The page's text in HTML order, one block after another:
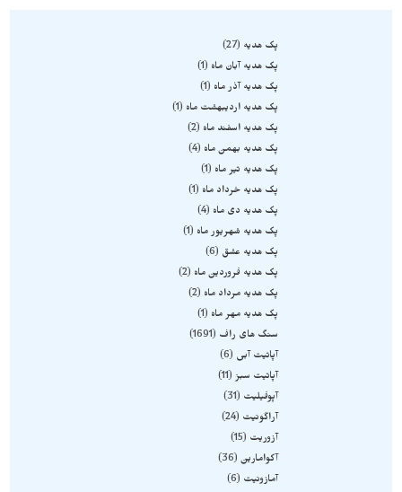
پک هدیه
27
پک هدیه آبان ماه
1
پک هدیه آذر ماه
1
پک هدیه اردیبهشت ماه
1
پک هدیه اسفند ماه
2
پک هدیه بهمن ماه
4
پک هدیه تیر ماه
1
پک هدیه خرداد ماه
1
پک هدیه دی ماه
4
پک هدیه شهریور ماه
1
پک هدیه عشق
6
پک هدیه فروردین ماه
2
پک هدیه مرداد ماه
2
پک هدیه مهر ماه
1
سنگ های راف
1691
آپاتیت آبی
6
آپاتیت سبز 11
آپوفیلیت
31
آراگونیت
24
آزوریت
15
آکوامارین 36
آمازونیت
6